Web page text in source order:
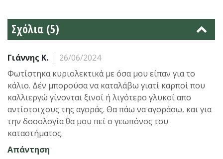
Σχόλια (5)
Γιάννης Κ.
26/06/2024
Φωτίστηκα κυριολεκτικά με όσα μου είπαν για το
κάλιο. Δέν μπορούσα να καταλάβω γιατί καρποί που
καλλιεργώ γίνονται ξινοί ή λιγότερο γλυκοί απο
αντίστοιχους της αγοράς. Θα πάω να αγοράσω, και για
την δοσολογία θα μου πεί ο γεωπόνος του
καταστήματος.
Απάντηση